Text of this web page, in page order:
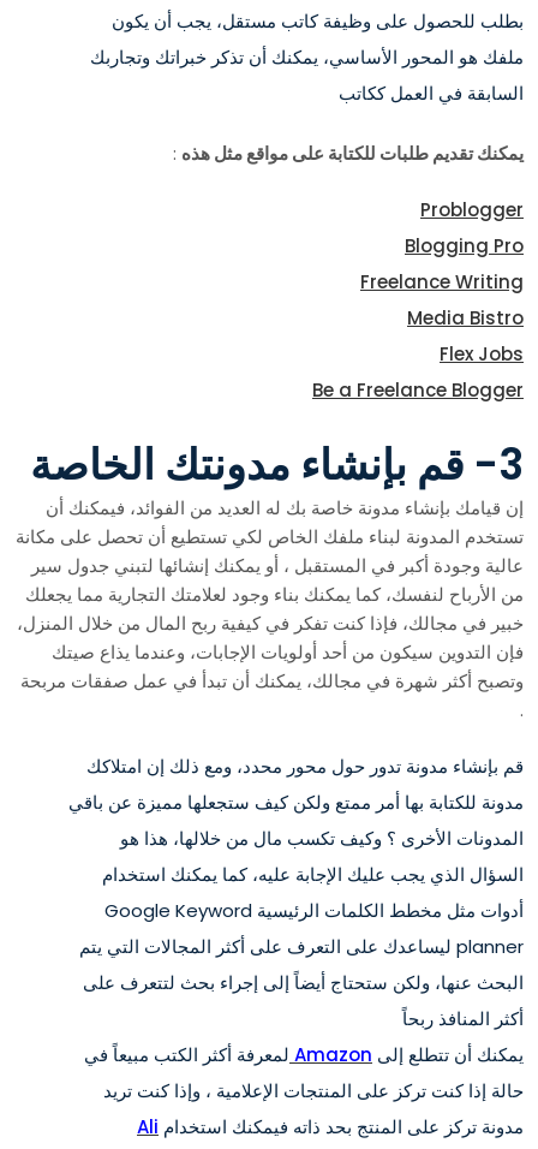
بطلب للحصول على وظيفة كاتب مستقل، يجب أن يكون
ملفك هو المحور الأساسي، يمكنك أن تذكر خبراتك وتجاربك
السابقة في العمل ككاتب
يمكنك تقديم طلبات للكتابة على مواقع مثل هذه :
Problogger
Blogging Pro
Freelance Writing
Media Bistro
Flex Jobs
Be a Freelance Blogger
3- قم بإنشاء مدونتك الخاصة
إن قيامك بإنشاء مدونة خاصة بك له العديد من الفوائد، فيمكنك أن
تستخدم المدونة لبناء ملفك الخاص لكي تستطيع أن تحصل على مكانة
عالية وجودة أكبر في المستقبل ، أو يمكنك إنشائها لتبني جدول سير
من الأرباح لنفسك، كما يمكنك بناء وجود لعلامتك التجارية مما يجعلك
خبير في مجالك، فإذا كنت تفكر في كيفية ربح المال من خلال المنزل،
فإن التدوين سيكون من أحد أولويات الإجابات، وعندما يذاع صيتك
وتصبح أكثر شهرة في مجالك، يمكنك أن تبدأ في عمل صفقات مربحة
.
قم بإنشاء مدونة تدور حول محور محدد، ومع ذلك إن امتلاكك
مدونة للكتابة بها أمر ممتع ولكن كيف ستجعلها مميزة عن باقي
المدونات الأخرى ؟ وكيف تكسب مال من خلالها، هذا هو
السؤال الذي يجب عليك الإجابة عليه، كما يمكنك استخدام
أدوات مثل مخطط الكلمات الرئيسية Google Keyword
planner ليساعدك على التعرف على أكثر المجالات التي يتم
البحث عنها، ولكن ستحتاج أيضاً إلى إجراء بحث لتتعرف على
أكثر المنافذ ربحاً
يمكنك أن تتطلع إلى Amazon لمعرفة أكثر الكتب مبيعاً في
حالة إذا كنت تركز على المنتجات الإعلامية ، وإذا كنت تريد
مدونة تركز على المنتج بحد ذاته فيمكنك استخدام Ali